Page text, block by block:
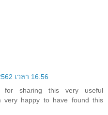
เวลา 16:56
for sharing this very useful
very happy to have found this